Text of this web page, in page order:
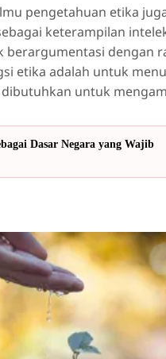
pengetahuan etika
keterampilan
berargumentasi dengan
etika adalah untuk
untuk
Dasar Negara yang Wajib